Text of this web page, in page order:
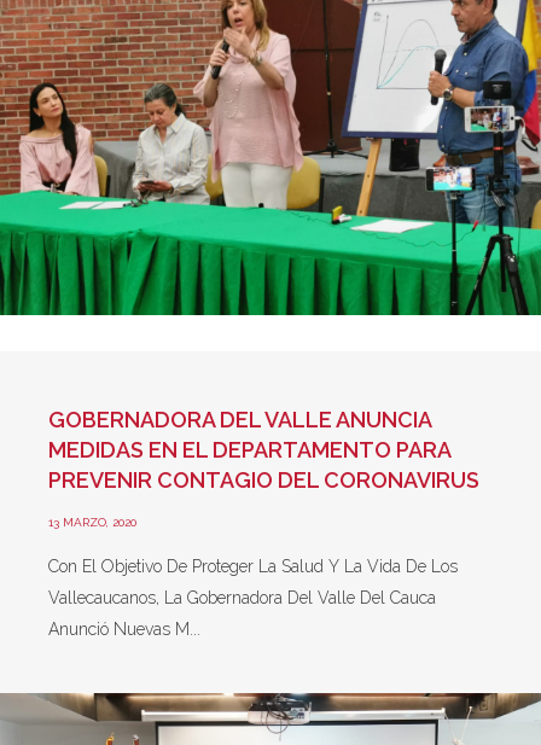
GOBERNADORA DEL VALLE ANUNCIA
MEDIDAS EN EL DEPARTAMENTO PARA
PREVENIR CONTAGIO DEL CORONAVIRUS
13 MARZO, 2020
Con El Objetivo De Proteger La Salud Y La Vida De Los
Vallecaucanos, La Gobernadora Del Valle Del Cauca
Anunció Nuevas M...